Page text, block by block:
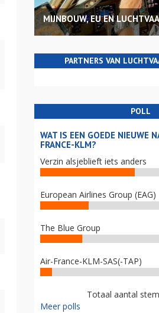
MIJNBOUW, EU EN
PARTNERS VAN
POLL
WAT IS EEN GOEDE NIEUWE
FRANCE-KLM?
Verzin alsjeblieft iets anders
European Airlines Group (EAG)
The Blue Group
Air-France-KLM-SAS(-TAP)
Totaal aantal
Meer polls